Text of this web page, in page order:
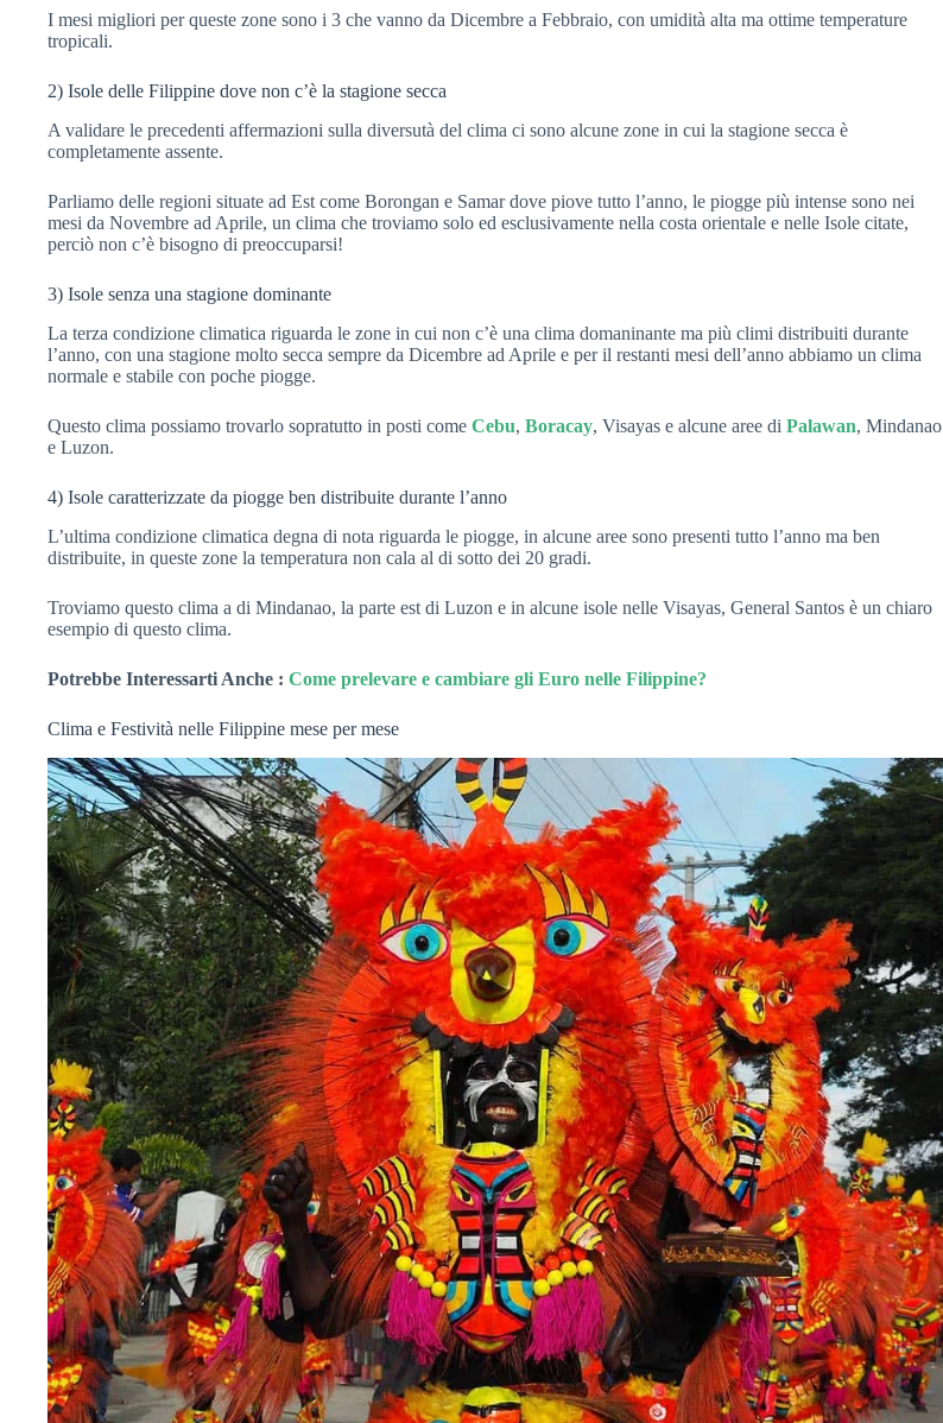
I mesi migliori per queste zone sono i 3 che vanno da Dicembre a Febbraio, con umidità alta ma ottime temperature
tropicali.
2) Isole delle Filippine dove non c’è la stagione secca
A validare le precedenti affermazioni sulla diversutà del clima ci sono alcune zone in cui la stagione secca è
completamente assente.
Parliamo delle regioni situate ad Est come Borongan e Samar dove piove tutto l’anno, le piogge più intense sono nei
mesi da Novembre ad Aprile, un clima che troviamo solo ed esclusivamente nella costa orientale e nelle Isole citate,
perciò non c’è bisogno di preoccuparsi!
3) Isole senza una stagione dominante
La terza condizione climatica riguarda le zone in cui non c’è una clima domaninante ma più climi distribuiti durante
l’anno, con una stagione molto secca sempre da Dicembre ad Aprile e per il restanti mesi dell’anno abbiamo un clima
normale e stabile con poche piogge.
Questo clima possiamo trovarlo sopratutto in posti come Cebu, Boracay, Visayas e alcune aree di Palawan, Mindanao
e Luzon.
4) Isole caratterizzate da piogge ben distribuite durante l’anno
L’ultima condizione climatica degna di nota riguarda le piogge, in alcune aree sono presenti tutto l’anno ma ben
distribuite, in queste zone la temperatura non cala al di sotto dei 20 gradi.
Troviamo questo clima a di Mindanao, la parte est di Luzon e in alcune isole nelle Visayas, General Santos è un chiaro
esempio di questo clima.
Potrebbe Interessarti Anche : Come prelevare e cambiare gli Euro nelle Filippine?
Clima e Festività nelle Filippine mese per mese